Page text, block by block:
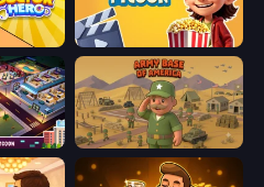
Idle Cinema Tycoon
LandLord - Real Estate Tycoon Army Base Of America